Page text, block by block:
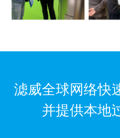
滤威全球网络快
并提供本地